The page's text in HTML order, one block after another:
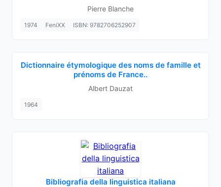
Pierre Blanche
1974 FeniXX ISBN: 9782706252907
Dictionnaire étymologique des noms de famille et
prénoms de France..
Albert Dauzat
1964
Bibliografia della linguistica italiana